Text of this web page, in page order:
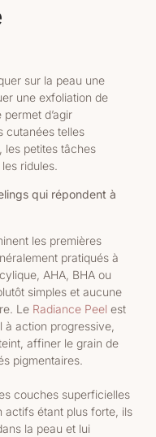
sur la peau une
une exfoliation de
permet d’agir
cutanéestelles
les petites tâches
ridules.
qui répondent à
les premières
pratiqués à
AHA, BHA ou
simples et aucune
Le Radiance Peel est
action progressive,
affiner le grain de
pigmentaires.
couches superficielles
actifs étant plus forte, ils
la peau et lui